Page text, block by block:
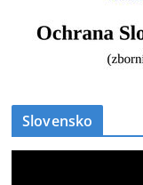
Slovensko